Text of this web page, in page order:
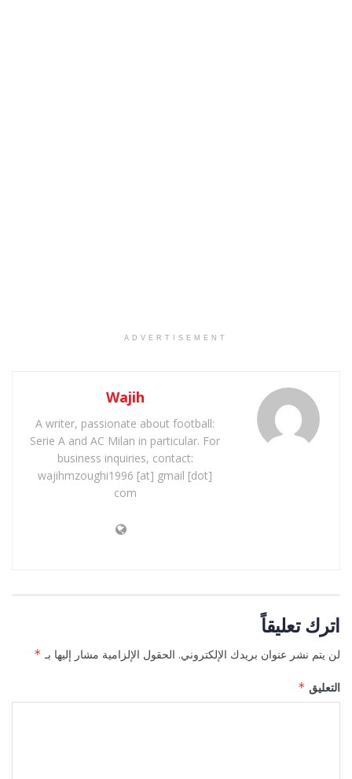
ADVERTISEMENT
Wajih
A writer, passionate about football:
Serie A and AC Milan in particular. For
business inquiries, contact:
wajihmzoughi1996 [at] gmail [dot]
com
اترك تعليقاً
لن يتم نشر عنوان بريدك الإلكتروني. الحقول الإلزامية مشار إليها بـ *
التعليق *